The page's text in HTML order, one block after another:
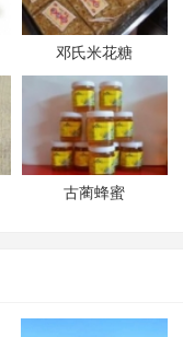
邓氏米花糖
古蔺蜂蜜